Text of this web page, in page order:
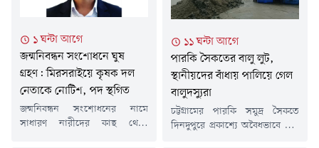
১ ঘন্টা আগে
জন্মনিবন্ধন সংশোধনে ঘুষ
গ্রহণ: মিরসরাইয়ে কৃষক দল
নেতাকে নোটিশ, পদ স্থগিত
জন্মনিবন্ধন সংশোধনের নামে
সাধারণ নারীদের কাছ থেকে
১১ ঘন্টা আগে
পারকি সৈকতের বালু লুট,
স্থানীয়দের বাঁধায় পালিয়ে গেল
বালুদস্যুরা
চট্টগ্রামের পারকি সমুদ্র সৈকতে
দিনদুপুরে প্রকাশ্যে অবৈধভাবে বালু